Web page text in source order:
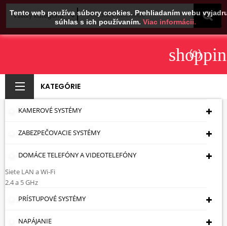
Tento web používa súbory cookies. Prehliadaním webu
súhlas s ich používaním. Viac informácii.
(0)
KATEGÓRIE
KAMEROVÉ SYSTÉMY
ZABEZPEČOVACIE SYSTÉMY
DOMÁCE TELEFÓNY A VIDEOTELEFÓNY
Siete LAN a Wi-Fi
2.4 a 5 GHz
PRÍSTUPOVÉ SYSTÉMY
NAPÁJANIE
PREPÄŤOVÝ CHRÁNIČ
LE-402024
JEDNOFÁZOVÝ, TYP
AC 30 MA 25 A
LEGRAND
Úvodná Stránka